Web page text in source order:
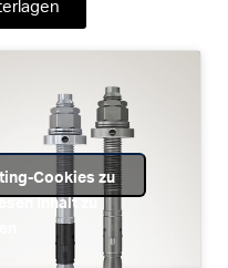
Cookies zu
Inhalt zu